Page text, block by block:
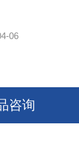
06
咨询